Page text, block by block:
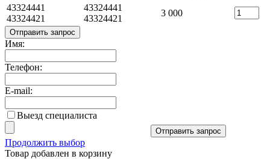
43324441
43324421
43324441
43324421
3 000
Отправить запрос
Имя:
Телефон:
E-mail:
Выезд специалиста
Отправить запрос
Продолжить выбор
Товар добавлен в корзину